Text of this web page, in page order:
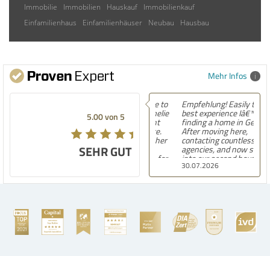
Immobilie
Immobilien Hauskauf
Immobilienkauf
Einfamilienhaus
Einfamilienhäuser Neubau Hausbau
Mehr Infos
5.00 von 5
SEHR GUT
30.07.2026
Empfehlung! Easily the
best experience Iâ€™ve had
finding a home in Germany.
After moving here,
contacting countless
agencies, and now settling
into our second house, I
know firsthand how
challenging and
overwhelming the German
stands out far above the
rest. They made the entire
process smooth,